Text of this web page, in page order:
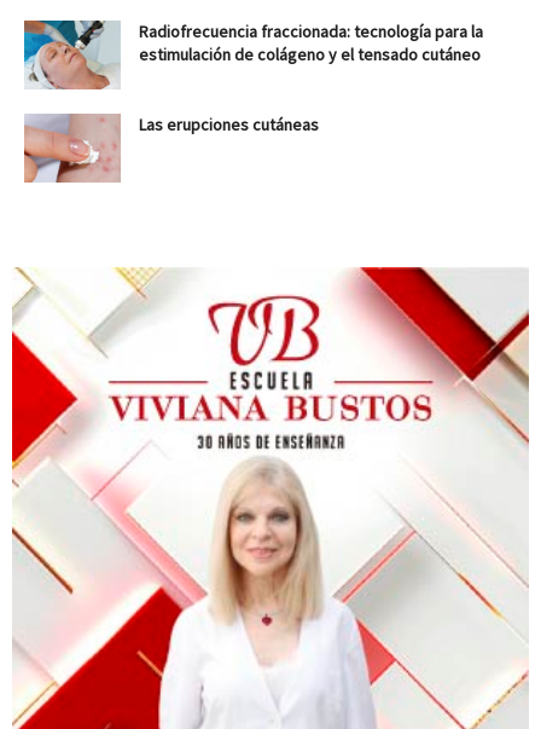
Radiofrecuencia fraccionada: tecnología para la
estimulación de colágeno y el tensado cutáneo
Las erupciones cutáneas